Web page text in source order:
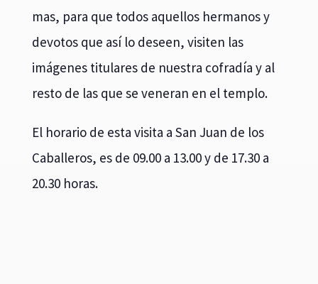
mas, para que todos aquellos hermanos y
devotos que así lo deseen, visiten las
imágenes titulares de nuestra cofradía y al
resto de las que se veneran en el templo.
El horario de esta visita a San Juan de los
Caballeros, es de 09.00 a 13.00 y de 17.30 a
20.30 horas.